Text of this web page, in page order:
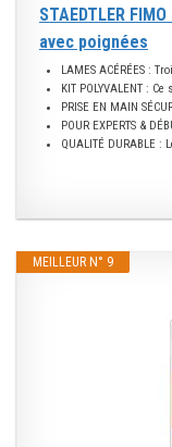
STAEDTLER
avec poignées
LAMES ACÉRÉES :
KIT POLYVALENT :
PRISE EN MAIN
POUR EXPERTS &
QUALITÉ DURABLE
MEILLEUR N° 9